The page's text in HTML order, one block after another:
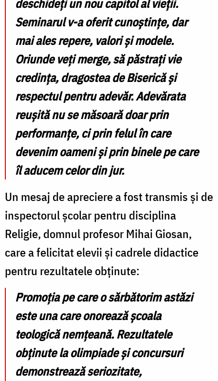
deschideți un nou capitol al vieții.
Seminarul v-a oferit cunoștințe, dar
mai ales repere, valori și modele.
Oriunde veți merge, să păstrați vie
credința, dragostea de Biserică și
respectul pentru adevăr. Adevărata
reușită nu se măsoară doar prin
performanțe, ci prin felul în care
devenim oameni și prin binele pe care
îl aducem celor din jur.
Un mesaj de apreciere a fost transmis și de
inspectorul școlar pentru disciplina
Religie, domnul profesor Mihai Giosan,
care a felicitat elevii și cadrele didactice
pentru rezultatele obținute:
Promoția pe care o sărbătorim astăzi
este una care onorează școala
teologică nemțeană. Rezultatele
obținute la olimpiade și concursuri
demonstrează seriozitate,